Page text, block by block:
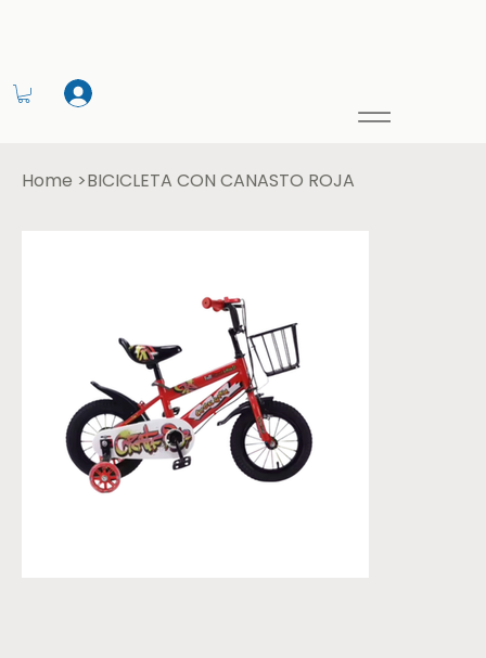
Home >BICICLETA CON CANASTO ROJA